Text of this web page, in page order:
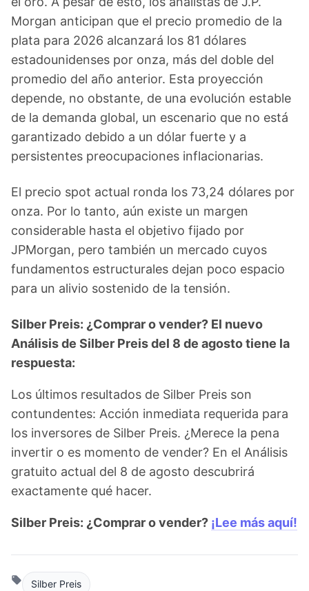
Morgan anticipan que el precio promedio de la
plata para 2026 alcanzará los 81 dólares
estadounidenses por onza, más del doble del
promedio del año anterior. Esta proyección
depende, no obstante, de una evolución estable
de la demanda global, un escenario que no está
garantizado debido a un dólar fuerte y a
persistentes preocupaciones inflacionarias.
El precio spot actual ronda los 73,24 dólares por
onza. Por lo tanto, aún existe un margen
considerable hasta el objetivo fijado por
JPMorgan, pero también un mercado cuyos
fundamentos estructurales dejan poco espacio
para un alivio sostenido de la tensión.
Silber Preis: ¿Comprar o vender? El nuevo
Análisis de Silber Preis del 8 de agosto tiene la
respuesta:
Los últimos resultados de Silber Preis son
contundentes: Acción inmediata requerida para
los inversores de Silber Preis. ¿Merece la pena
invertir o es momento de vender? En el Análisis
gratuito actual del 8 de agosto descubrirá
exactamente qué hacer.
Silber Preis: ¿Comprar o vender? ¡Lee más aquí!
Silber Preis